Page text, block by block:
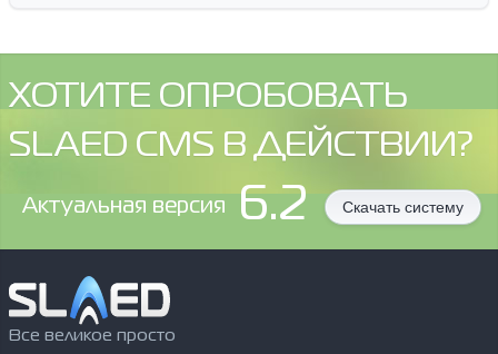
ХОТИТЕ ОПРОБОВАТЬ
SLAED CMS В ДЕЙСТВИИ?
Aктуальная версия 6.2 Скачать систему
Все великое просто